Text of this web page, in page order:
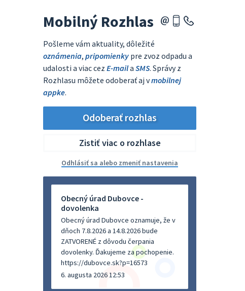
Mobilný Rozhlas
Pošleme vám aktuality, dôležité
oznámenia, pripomienky pre zvoz odpadu a
udalosti a viac cez E-maila SMS. Správy z
Rozhlasu môžete odoberať aj vmobilnej
appke.
Odoberať rozhlas
Zistiť viac o rozhlase
Odhlásiť sa alebo zmeniť nastavenia
Obecný úrad Dubovce -
dovolenka
Obecný úrad Dubovce oznamuje, že v
dňoch 7.8.2026 a 14.8.2026 bude
ZATVORENÉ z dôvodu čerpania
dovolenky. Ďakujeme za pochopenie.
https://dubovce.sk?p=16573
6. augusta 2026 12:53